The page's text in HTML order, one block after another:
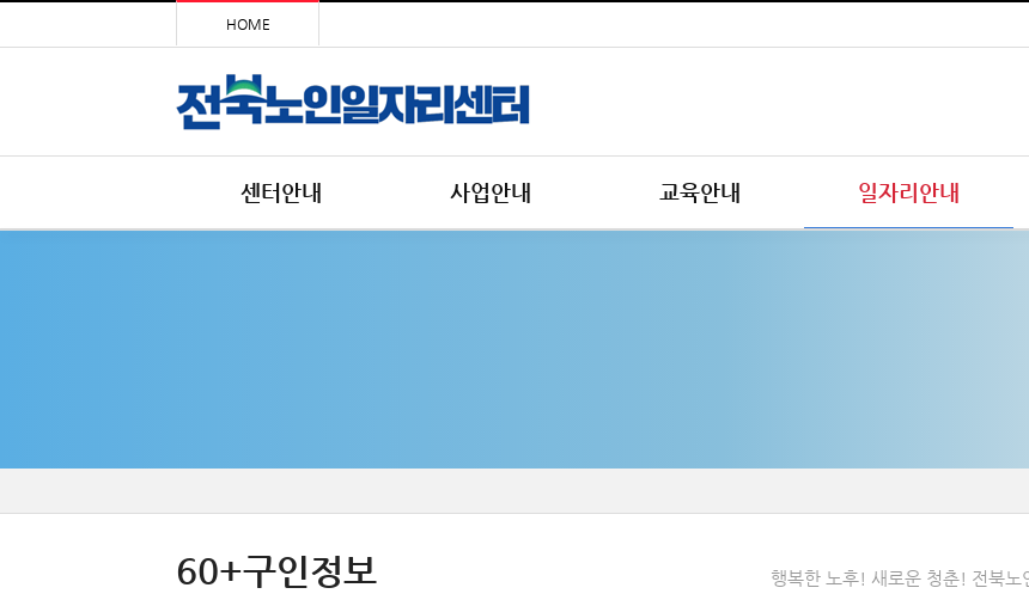
HOME
센터안내 사업안내 교육안내 일자리안내
60+구인정보 행복한 노후! 새로운 청춘! 전북노